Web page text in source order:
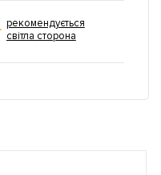
рекомендується
світла сторона